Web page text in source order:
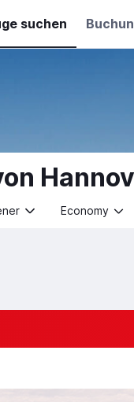
suchen
Economy